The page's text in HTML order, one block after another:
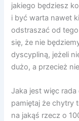
jakiego będziesz
i być warta nawet
odstraszać od
się, że nie
dyscypliną, jeżeli
dużo, a przecież
Jaka jest więc
pamiętaj że chytry
na jakąś rzecz o